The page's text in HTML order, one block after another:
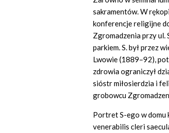
sakramentów. W
konferencje religijne
Zgromadzenia przy ul.
parkiem. S. był przez
Lwowie (1889–92),
zdrowia ograniczył
sióstr miłosierdzia i
grobowcu
Portret S-ego w domu
venerabilis cleri